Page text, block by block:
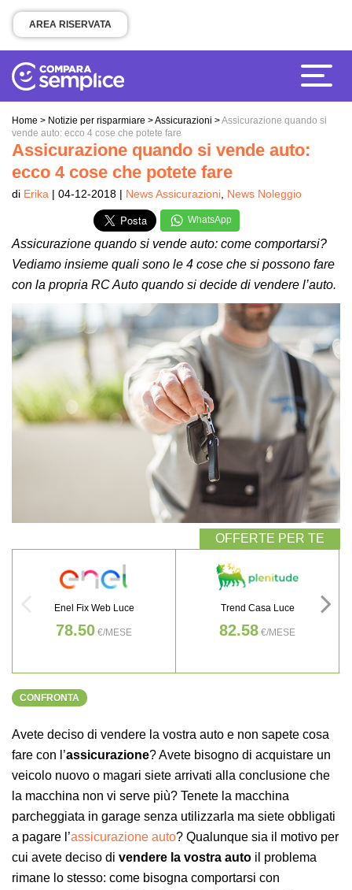
AREA RISERVATA
Home > Notizie per risparmiare >Assicurazioni >Assicurazione quando si
vende auto: ecco 4 cose che potete fare
Assicurazione quando si vende auto:
ecco 4 cose che potete fare
di Erika | 04-12-2018 | News Assicurazioni News Noleggio
WhatsApp
Assicurazione quando si vende auto: come comportarsi?
Vediamo insieme quali sono le 4 cose che si possono fare
con la propria RC Auto quando si decide di vendere l’auto.
Enel Fix Web Luce
78.50 €/MESE
Trend Casa Luce
82.58 €/MESE
CONFRONTA
Avete deciso di vendere la vostra auto e non sapete cosa
fare con l’assicurazione? Avete bisogno di acquistare un
veicolo nuovo o magari siete arrivati alla conclusione che
la macchina non vi serve più? Tenete la macchina
parcheggiata in garage senza utilizzarla ma siete obbligati
a pagare l’assicurazione auto? Qualunque sia il motivo per
cui avete deciso di vendere la vostra auto il problema
rimane lo stesso: come bisogna comportarsi con